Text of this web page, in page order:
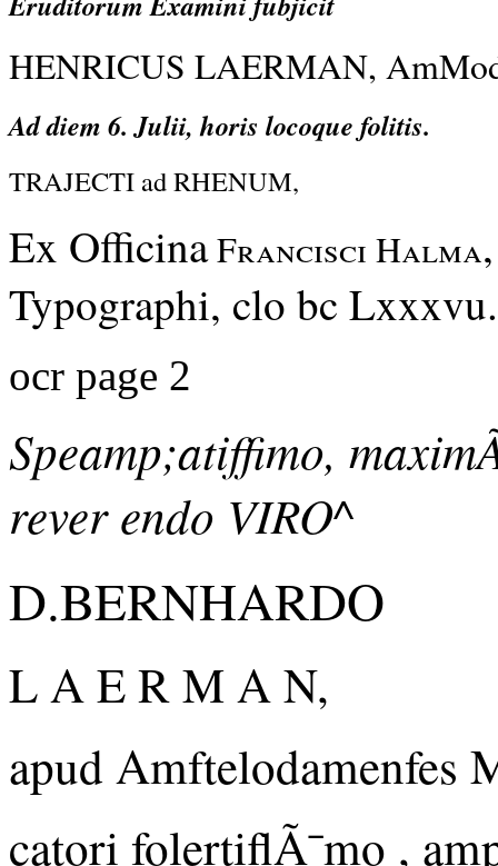
HENRICUS LAERMAN,
Ad diem 6. Julii, horis locoque folitis.
TRAJECTI ad RHENUM,
Ex OfficinaFrancisci Halma
Typographi, clo bc Lxxxvu.
ocr page 2
Speamp;atiffimo,
rever endo VIRO^
D.BERNHARDO
L A E R M A N,
apud Amftelodamenfes
catori folertiflÃ¯mo ,